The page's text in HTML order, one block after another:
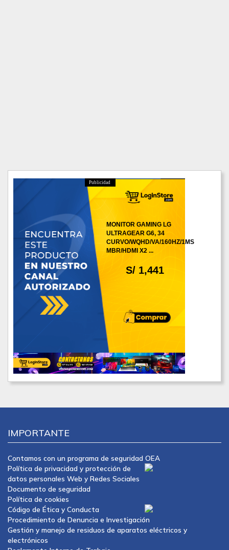
Publicidad
S/ 1,441
MONITOR GAMING LG
ULTRAGEAR G6, 34
CURVO/WQHD/VA/160HZ/1MS
MBR/HDMI X2 ...
IMPORTANTE
Contamos con un programa de seguridad OEA
Política de privacidad y protección de
datos personales Web y Redes Sociales
Documento de seguridad
Política de cookies
Código de Ética y Conducta
Procedimiento de Denuncia e Investigación
Gestión y manejo de residuos de aparatos eléctricos y
electrónicos